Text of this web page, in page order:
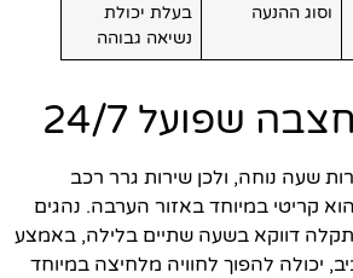
וסוג ההנעה
בעלת יכולת
נשיאה גבוהה
שפועל 24/7
שעה נוחה, ולכן שירות גרר רכב
בחצבה שפועל 24/7 הוא קריטי במיוחד באזור הערבה. נהגים
דווקא בשעה שתיים בלילה, באמצע
יכולה להפוך לחוויה מלחיצה במיוחד